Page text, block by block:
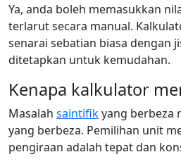
Ya, anda boleh memasukkan
terlarut secara manual.
senarai sebatian biasa dengan
ditetapkan untuk kemudahan.
Kenapa kalkulator
Masalah saintifikyang berbeza
yang berbeza. Pemilihan unit
pengiraan adalah tepat dan